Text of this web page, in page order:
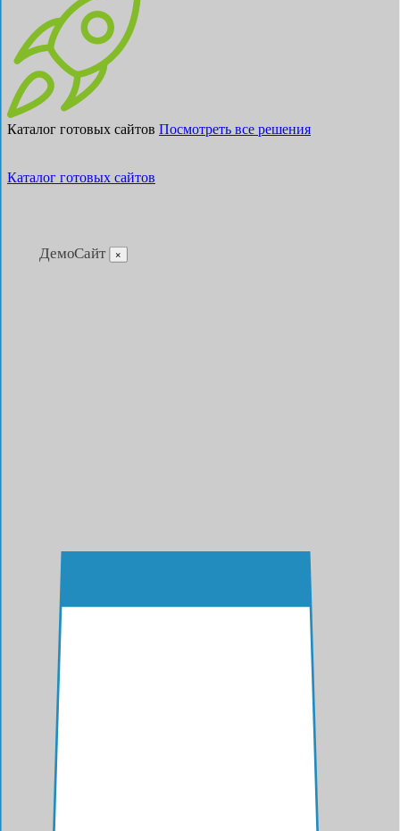
Каталог готовых сайтов Посмотреть все решения
Каталог готовых сайтов
ДемоСайт ×